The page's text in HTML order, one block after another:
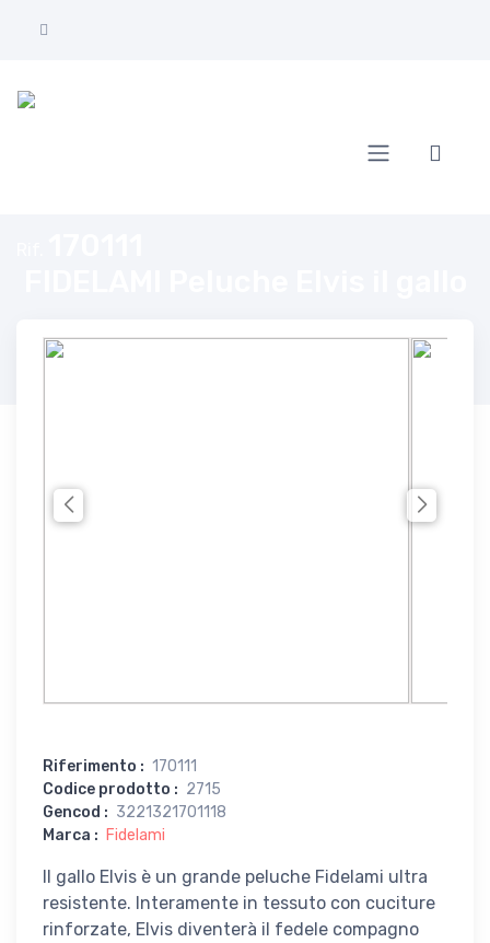
Riferimento : 170111
Codice prodotto : 2715
Gencod : 3221321701118
Marca : Fidelami
Il gallo Elvis è un grande peluche Fidelami ultra
resistente. Interamente in tessuto con cuciture
rinforzate, Elvis diventerà il fedele compagno